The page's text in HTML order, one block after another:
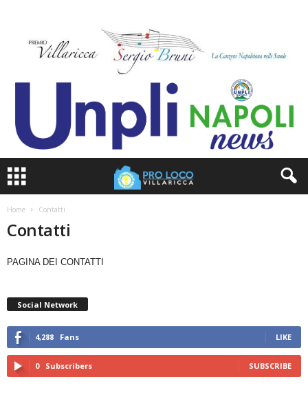
Home Contatti
Contatti
PAGINA DEI CONTATTI
Social Network
4,288 Fans LIKE
0 Subscribers SUBSCRIBE